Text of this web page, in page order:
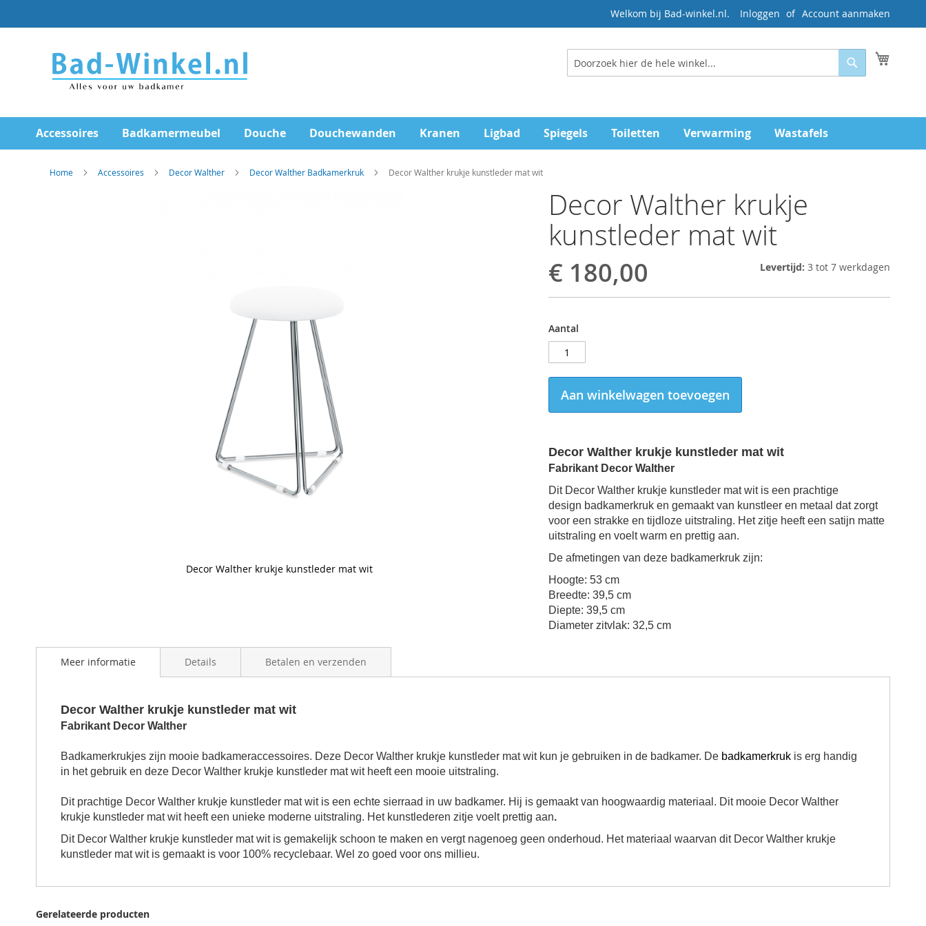
direct
naar
inhoud
Welkom bij Bad-winkel.nl. Inloggen Account aanmaken
Zoeken
Zoeken
Accessoires Badkamermeubel Douche Douchewanden Kranen Ligbad Spiegels Toiletten Verwarming Wastafels
Home Accessoires Decor Walther Decor Walther Badkamerkruk Decor Walther krukje kunstleder mat wit
Decor Walther krukje
kunstleder mat wit
€ 180,00 Levertijd: 3 tot 7 werkdagen
Aantal
Aan winkelwagen toevoegen
Decor Walther krukje kunstleder mat wit
Fabrikant Decor Walther
Dit Decor Walther krukje kunstleder mat wit is een prachtige
design badkamerkruk en gemaakt van kunstleer en metaal dat zorgt
voor een strakke en tijdloze uitstraling. Het zitje heeft een satijn matte
uitstraling en voelt warm en prettig aan.
De afmetingen van deze badkamerkruk zijn:
Hoogte: 53 cm
Breedte: 39,5 cm
Diepte: 39,5 cm
Diameter zitvlak: 32,5 cm
Decor Walther krukje kunstleder mat wit
imagesMeer informatie
Decor Walther krukje kunstleder mat wit
Fabrikant Decor Walther
Badkamerkrukjes zijn mooie badkameraccessoires. Deze Decor Walther krukje kunstleder mat wit kun je gebruiken in de badkamer. De badkamerkruk is erg handig
in het gebruik en deze Decor Walther krukje kunstleder mat wit heeft een mooie uitstraling.
Dit prachtige Decor Walther krukje kunstleder mat wit is een echte sierraad in uw badkamer. Hij is gemaakt van hoogwaardig materiaal. Dit mooie Decor Walther
krukje kunstleder mat witheeft een unieke moderne uitstraling. Het kunstlederen zitje voelt prettig aan.
Dit Decor Walther krukje kunstleder mat wit is gemakelijk schoon te maken en vergt nagenoeg geen onderhoud. Het materiaal waarvan dit Decor Walther krukje
kunstleder mat witis gemaakt is voor 100% recyclebaar. Wel zo goed voor ons millieu.
Details Betalen en verzenden
Gerelateerde producten